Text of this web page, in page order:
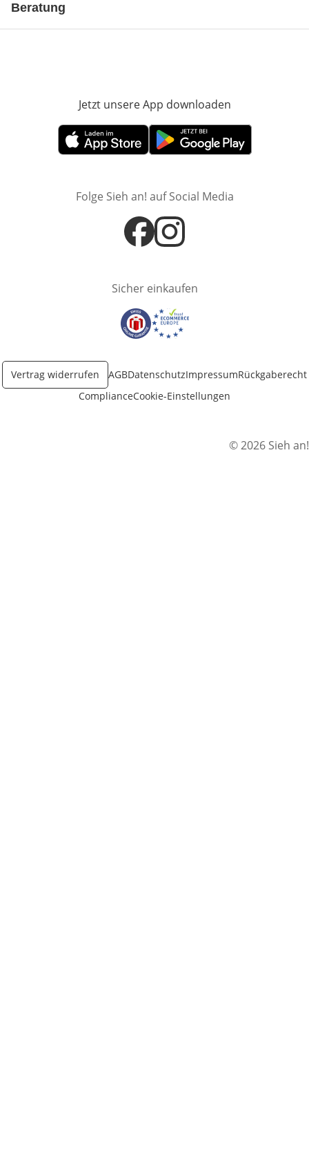
Beratung
Jetzt unsere App downloaden
Öffnet in neuem FensterÖffnet in neuem Fenster
Folge Sieh an! auf Social Media
Öffnet in neuem Fenster
Öffnet in neuem Fenster
Sicher einkaufen
Öffnet in neuem Fenster
Öffnet in neuem Fenster
Vertrag widerrufen AGBDatenschutzImpressumRückgaberecht
ComplianceCookie-Einstellungen
© 2026 Sieh an!